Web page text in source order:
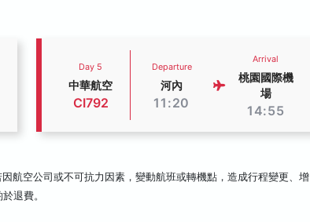
Day 5
中華航空
CI792
Departure
河內
11:20
Arrival
桃園國際機
場
14:55
航空公司或不可抗力因素，變動航班或轉機點，造成行程變更、增
退費。